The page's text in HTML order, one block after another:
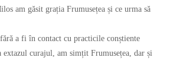
am găsit grația Frumusețea și ce urma să
a fi în contact cu practicile conștiente
curajul, am simțit Frumusețea, dar și